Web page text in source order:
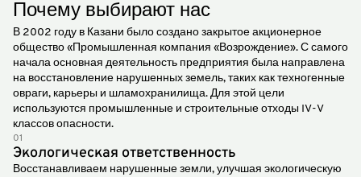
Почему выбирают нас
В 2002 году в Казани было создано закрытое акционерное
общество «Промышленная компания «Возрождение». С самого
начала основная деятельность предприятия была направлена
на восстановление нарушенных земель, таких как техногенные
овраги, карьеры и шламохранилища. Для этой цели
используются промышленные и строительные отходы IV-V
классов опасности.
01
Экологическая ответственность
Восстанавливаем нарушенные земли, улучшая экологическую